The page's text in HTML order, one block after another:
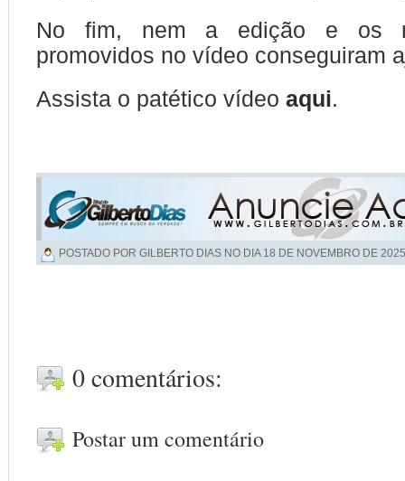
No fim, nem a edição e os
promovidos no vídeo conseguiram
Assista o patético vídeo aqui.
POSTADO POR GILBERTO DIAS NO DIA 18 DE NOVEMBRO DE 2025
0 comentários:
Postar um comentário